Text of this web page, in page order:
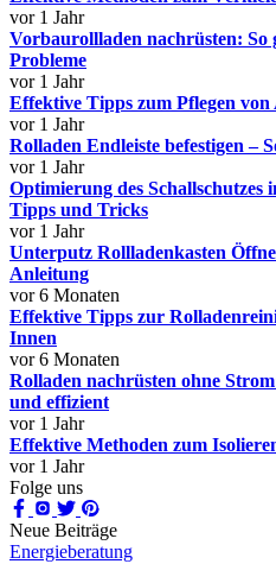
vor 1 Jahr
Vorbaurollladen nachrüsten: So
Probleme
vor 1 Jahr
Effektive Tipps zum Pflegen von
vor 1 Jahr
Rolladen Endleiste befestigen –
vor 1 Jahr
Optimierung des Schallschutzes
Tipps und Tricks
vor 1 Jahr
Unterputz Rollladenkasten
Anleitung
vor 6 Monaten
Effektive Tipps zur
Innen
vor 6 Monaten
Rolladen nachrüsten ohne
und effizient
vor 1 Jahr
Effektive Methoden zum
vor 1 Jahr
Folge uns
Neue Beiträge
Energieberatung